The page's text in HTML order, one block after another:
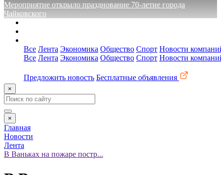
Мероприятие открыло празднование 70-летие города
Чайковского
Все Лента Экономика Общество Спорт Новости
Все Лента Экономика Общество Спорт Новости
Предложить новость Бесплатные объявления
×
×
Главная
Новости
Лента
В Ваньках на пожаре постр...